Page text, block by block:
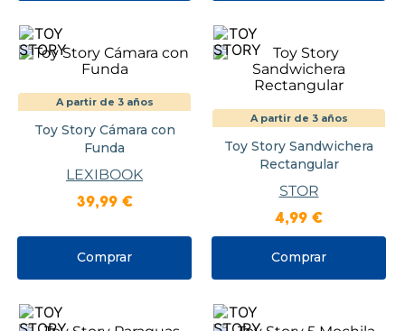
A partir de 3 años
Toy Story Cámara con
Funda
LEXIBOOK
39,99 €
Comprar
A partir de 3 años
Toy Story Sandwichera
Rectangular
STOR
4,99 €
Comprar